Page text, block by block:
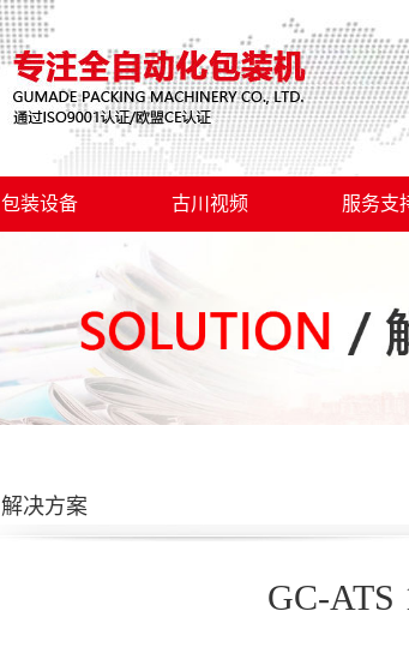
包装设备 古川视频 服务支
解决方案
GC-